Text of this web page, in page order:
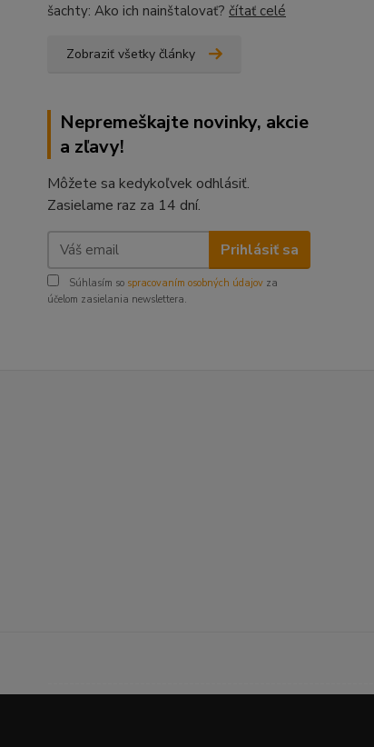
šachty: Ako ich nainštalovať? čítať celé
Zobraziť všetky články
Nepremeškajte novinky, akcie
a zľavy!
Môžete sa kedykoľvek odhlásiť.
Zasielame raz za 14 dní.
Prihlásiť sa
Súhlasím so spracovaním osobných údajov za
účelom zasielania newslettera.